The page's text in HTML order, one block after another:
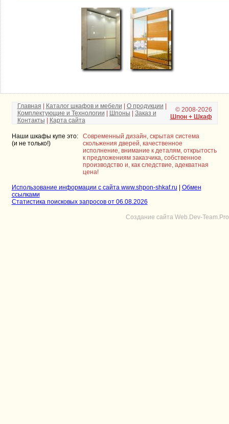
Главная | Каталог шкафов и мебели | О продукции |
Комплектующие и Технологии | Шпоны | Заказ и
Контакты | Карта сайта
© 2008-2026
Шпон + Шкаф
Наши шкафы купе это:
(и не только!)
Современный дизайн, скрытая система
скольжения дверей, качественное
исполнение, внимание к деталям, открытость
к предложениям заказчика, собственное
производство и, как следствие, адекватная
цена!
Использование информации с сайта www.shpon-shkaf.ru | Обмен
ссылками
Статистика поисковых запросов от 06.08.2026
Создание сайта Web.Dev-Team.Pro